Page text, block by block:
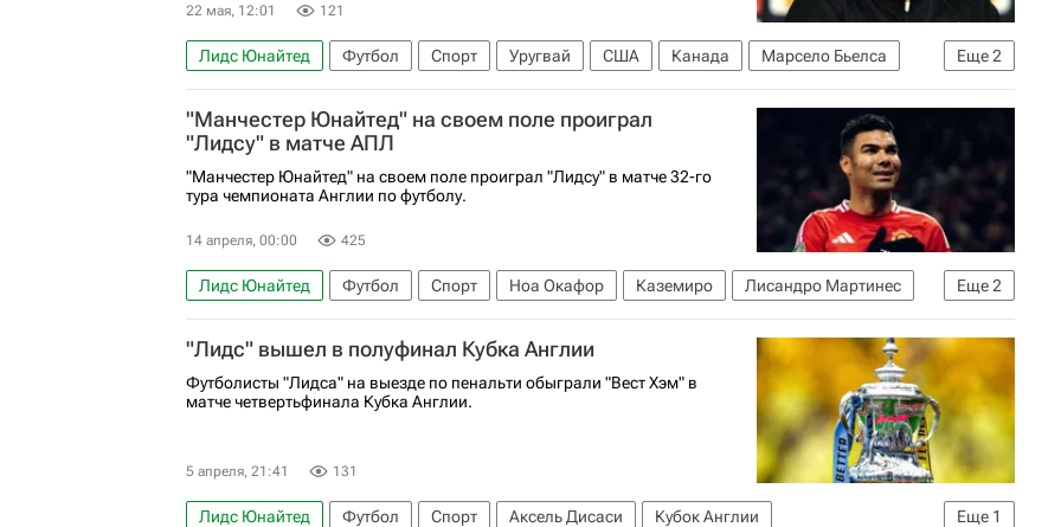
22 мая, 12:01 121
Еще2
Лидс Юнайтед Футбол Спорт Уругвай США Канада
Марсело Бьелса
Лилль
Лацио
"Манчестер Юнайтед" на своем поле проиграл
"Лидсу" в матче АПЛ
"Манчестер Юнайтед" на своем поле проиграл "Лидсу" в матче 32-го
тура чемпионата Англии по футболу.
14 апреля, 00:00 425
Еще2
Лидс Юнайтед Футбол Спорт Ноа Окафор Каземиро
Лисандро Мартинес
Манчестер Юнайтед
АПЛ 2026-2027 (Чемпионат Англии по футболу)
"Лидс" вышел в полуфинал Кубка Англии
Футболисты "Лидса" на выезде по пенальти обыграли "Вест Хэм" в
матче четвертьфинала Кубка Англии.
5 апреля, 21:41 131
Еще 1
Лидс Юнайтед Футбол Спорт Аксель Дисаси
Кубок Англии